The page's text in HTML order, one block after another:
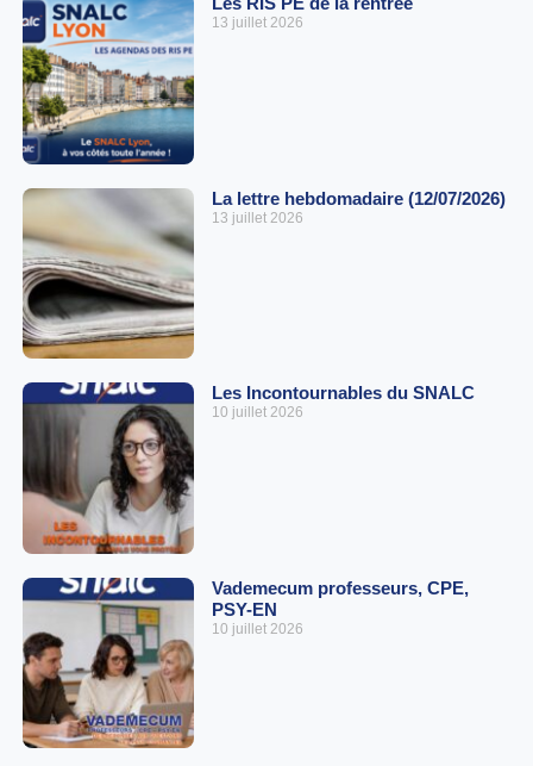
13 juillet 2026
La lettre hebdomadaire (12/07/2026)
13 juillet 2026
Les Incontournables du SNALC
10 juillet 2026
Vademecum professeurs, CPE,
PSY-EN
10 juillet 2026